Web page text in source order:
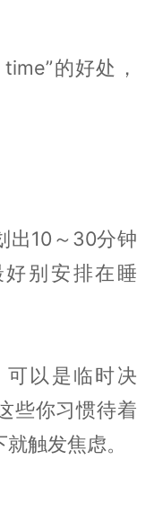
的好处，
出10～30分钟
好别安排在睡
以是临时决
些你习惯待着
触发焦虑。